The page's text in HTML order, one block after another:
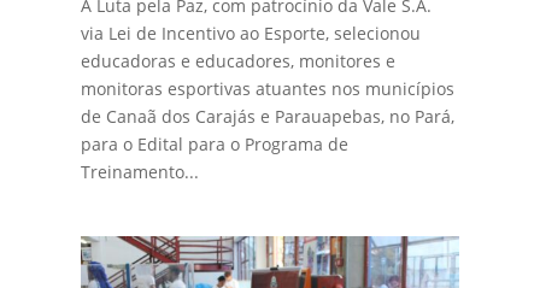
A Luta pela Paz, com patrocínio da Vale S.A.
via Lei de Incentivo ao Esporte, selecionou
educadoras e educadores, monitores e
monitoras esportivas atuantes nos municípios
de Canaã dos Carajás e Parauapebas, no Pará,
para o Edital para o Programa de
Treinamento...